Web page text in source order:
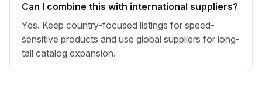
Can I combine this with international suppliers?
Yes. Keep country-focused listings for speed-
sensitive products and use global suppliers for long-
tail catalog expansion.